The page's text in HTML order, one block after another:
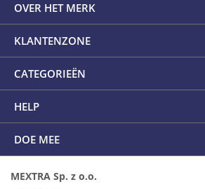
OVER HET MERK
KLANTENZONE
CATEGORIEËN
HELP
DOE MEE
MEXTRA Sp. z o.o.